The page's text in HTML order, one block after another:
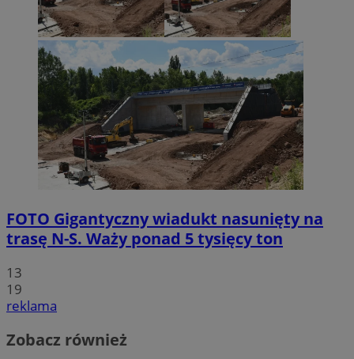
FOTO Gigantyczny wiadukt nasunięty na
trasę N-S. Waży ponad 5 tysięcy ton
13
19
reklama
Zobacz również